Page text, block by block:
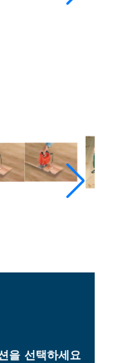
을 선택하세요